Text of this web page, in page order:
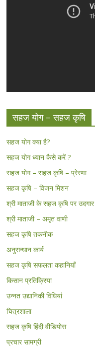
सहज योग – सहज कृषि
सहज योग क्या है?
सहज योग ध्यान कैसे करें ?
सहज योग – सहज कृषि – प्रेरणा
सहज कृषि – विजन मिशन
श्री माताजी के सहज कृषि पर उदगार
श्री माताजी – अमृत वाणी
सहज कृषि तकनीक
अनुसन्धान कार्य
सहज कृषि सफलता कहानियाँ
किसान प्रतिक्रिया
उन्नत उद्यानिकी विधियां
चित्रशाला
सहज कृषि हिंदी वीडियोस
प्रचार सामग्री